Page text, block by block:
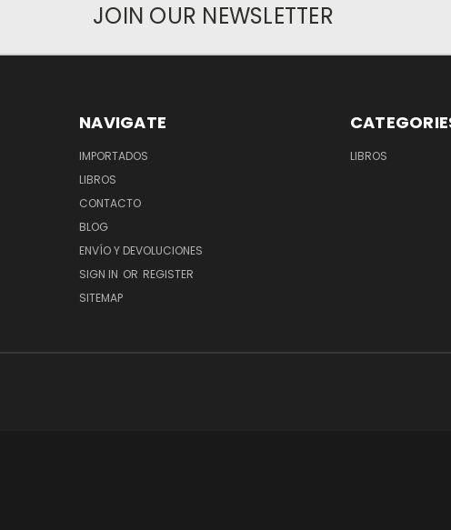
JOIN OUR NEWSLETTER
NAVIGATE
IMPORTADOS
LIBROS
CONTACTO
BLOG
ENVÍO Y DEVOLUCIONES
SIGN IN OR REGISTER
SITEMAP
LIBROS